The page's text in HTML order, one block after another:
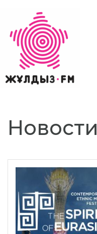
основному
содержанию
Новости